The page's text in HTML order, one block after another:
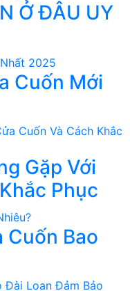
Ở ĐÂU UY
Cuốn Mới
Gặp Với
Phục
Cuốn Bao